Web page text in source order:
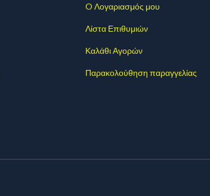
O Λογαριασμός μου
Λίστα Επιθυμιών
Καλάθι Αγορών
Παρακολούθηση παραγγελίας